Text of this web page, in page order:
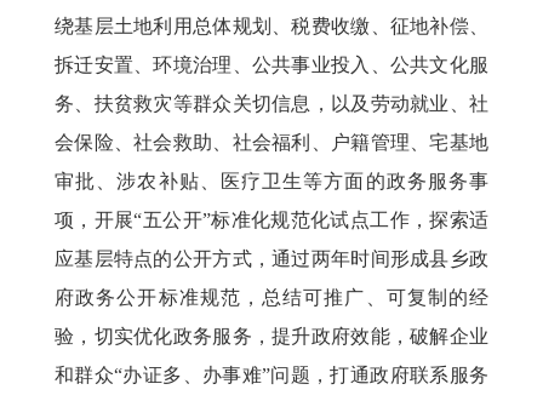
绕基层土地利用总体规划、税费收缴、征地补偿、
拆迁安置、环境治理、公共事业投入、公共文化服
务、扶贫救灾等群众关切信息，以及劳动就业、社
会保险、社会救助、社会福利、户籍管理、宅基地
审批、涉农补贴、医疗卫生等方面的政务服务事
项，开展“五公开”标准化规范化试点工作，探索适
应基层特点的公开方式，通过两年时间形成县乡政
府政务公开标准规范，总结可推广、可复制的经
验，切实优化政务服务，提升政府效能，破解企业
和群众“办证多、办事难”问题，打通政府联系服务